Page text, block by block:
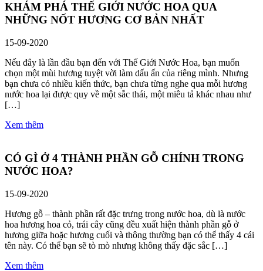
KHÁM PHÁ THẾ GIỚI NƯỚC HOA QUA
NHỮNG NỐT HƯƠNG CƠ BẢN NHẤT
15-09-2020
Nếu đây là lần đầu bạn đến với Thế Giới Nước Hoa, bạn muốn
chọn một mùi hương tuyệt vời làm dấu ấn của riêng mình. Nhưng
bạn chưa có nhiều kiến thức, bạn chưa từng nghe qua mỗi hương
nước hoa lại được quy về một sắc thái, một miêu tả khác nhau như
[…]
Xem thêm
CÓ GÌ Ở 4 THÀNH PHẦN GỖ CHÍNH TRONG
NƯỚC HOA?
15-09-2020
Hương gỗ – thành phần rất đặc trưng trong nước hoa, dù là nước
hoa hương hoa cỏ, trái cây cũng đều xuất hiện thành phần gỗ ở
hương giữa hoặc hương cuối và thông thường bạn có thể thấy 4 cái
tên này. Có thể bạn sẽ tò mò nhưng không thấy đặc sắc […]
Xem thêm